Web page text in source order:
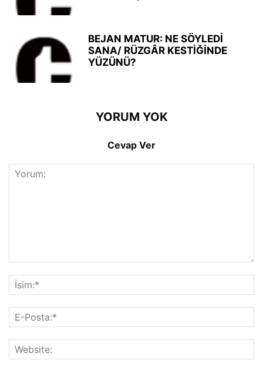
BEJAN MATUR: NE SÖYLEDİ
SANA/ RÜZGÂR KESTİĞİNDE
YÜZÜNÜ?
YORUM YOK
Cevap Ver